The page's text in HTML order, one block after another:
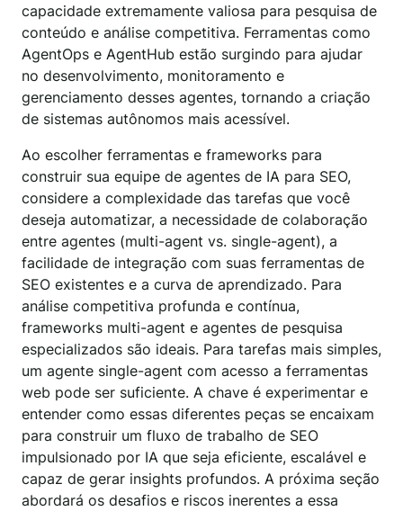
capacidade extremamente valiosa para pesquisa de
conteúdo e análise competitiva. Ferramentas como
AgentOps e AgentHub estão surgindo para ajudar
no desenvolvimento, monitoramento e
gerenciamento desses agentes, tornando a criação
de sistemas autônomos mais acessível.
Ao escolher ferramentas e frameworks para
construir sua equipe de agentes de IA para SEO,
considere a complexidade das tarefas que você
deseja automatizar, a necessidade de colaboração
entre agentes (multi-agent vs. single-agent), a
facilidade de integração com suas ferramentas de
SEO existentes e a curva de aprendizado. Para
análise competitiva profunda e contínua,
frameworks multi-agent e agentes de pesquisa
especializados são ideais. Para tarefas mais simples,
um agente single-agent com acesso a ferramentas
web pode ser suficiente. A chave é experimentar e
entender como essas diferentes peças se encaixam
para construir um fluxo de trabalho de SEO
impulsionado por IA que seja eficiente, escalável e
capaz de gerar insights profundos. A próxima seção
abordará os desafios e riscos inerentes a essa